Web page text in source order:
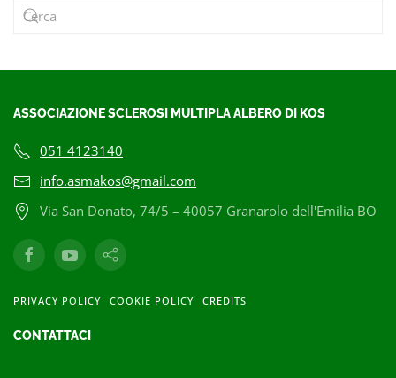
ASSOCIAZIONE SCLEROSI MULTIPLA ALBERO DI KOS
051 4123140
info.asmakos@gmail.com
Via San Donato, 74/5 – 40057 Granarolo dell'Emilia BO
PRIVACY POLICY COOKIE POLICY CREDITS
CONTATTACI